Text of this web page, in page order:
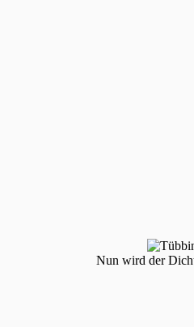
Nun wird der